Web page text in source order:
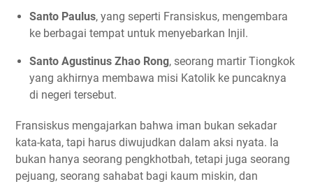
Santo Paulus, yang seperti Fransiskus, mengembara
ke berbagai tempat untuk menyebarkan Injil.
Santo Agustinus Zhao Rong, seorang martir Tiongkok
yang akhirnya membawa misi Katolik ke puncaknya
di negeri tersebut.
Fransiskus mengajarkan bahwa iman bukan sekadar
kata-kata, tapi harus diwujudkan dalam aksi nyata. Ia
bukan hanya seorang pengkhotbah, tetapi juga seorang
pejuang, seorang sahabat bagi kaum miskin, dan